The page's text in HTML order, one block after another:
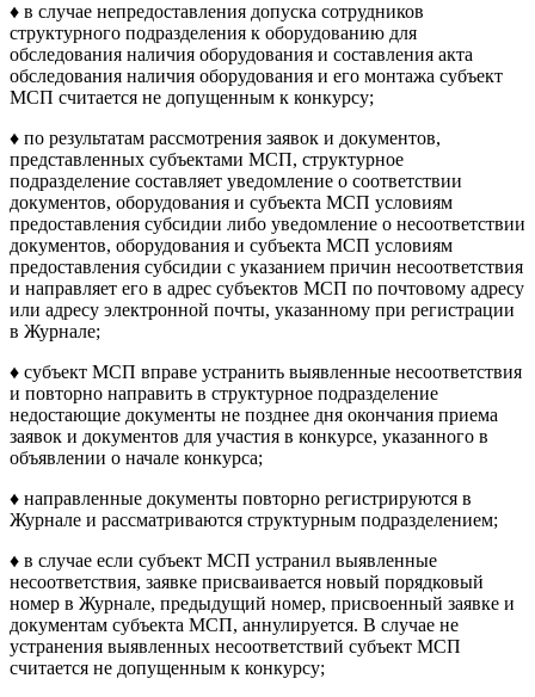
♦ в случае непредоставления допуска сотрудников
структурного подразделения к оборудованию для
обследования наличия оборудования и составления акта
обследования наличия оборудования и его монтажа субъект
МСП считается не допущенным к конкурсу;
♦ по результатам рассмотрения заявок и документов,
представленных субъектами МСП, структурное
подразделение составляет уведомление о соответствии
документов, оборудования и субъекта МСП условиям
предоставления субсидии либо уведомление о несоответствии
документов, оборудования и субъекта МСП условиям
предоставления субсидии с указанием причин несоответствия
и направляет его в адрес субъектов МСП по почтовому адресу
или адресу электронной почты, указанному при регистрации
в Журнале;
♦ субъект МСП вправе устранить выявленные несоответствия
и повторно направить в структурное подразделение
недостающие документы не позднее дня окончания приема
заявок и документов для участия в конкурсе, указанного в
объявлении о начале конкурса;
♦ направленные документы повторно регистрируются в
Журнале и рассматриваются структурным подразделением;
♦ в случае если субъект МСП устранил выявленные
несоответствия, заявке присваивается новый порядковый
номер в Журнале, предыдущий номер, присвоенный заявке и
документам субъекта МСП, аннулируется. В случае не
устранения выявленных несоответствий субъект МСП
считается не допущенным к конкурсу;